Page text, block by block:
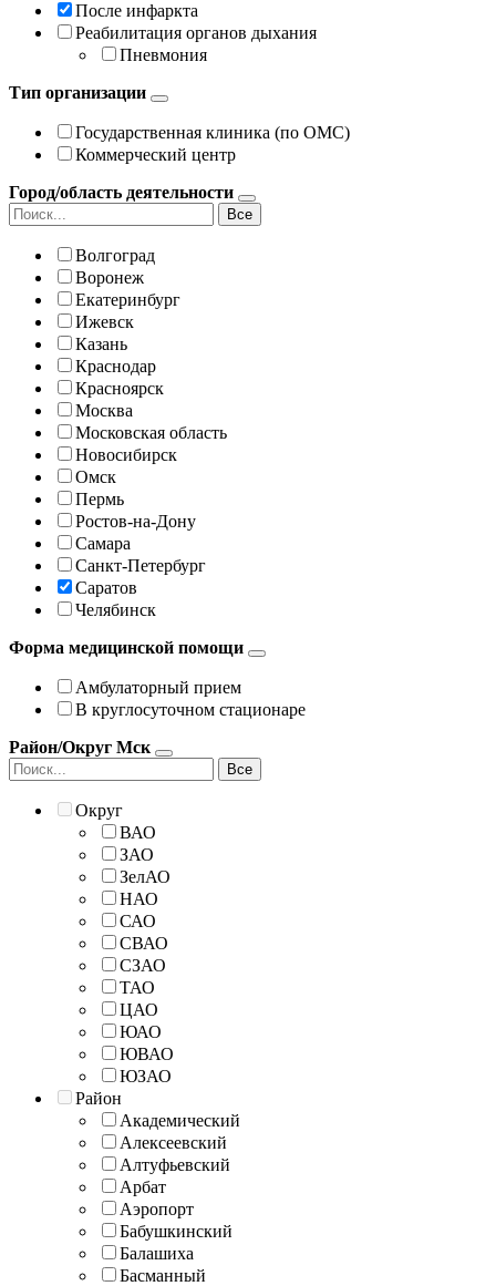
После инфаркта
Реабилитация органов дыхания
Пневмония
Тип организации
Государственная клиника (по ОМС)
Коммерческий центр
Город/область деятельности
Все
Волгоград
Воронеж
Екатеринбург
Ижевск
Казань
Краснодар
Красноярск
Москва
Московская область
Новосибирск
Омск
Пермь
Ростов-на-Дону
Самара
Санкт-Петербург
Саратов
Челябинск
Форма медицинской помощи
Амбулаторный прием
В круглосуточном стационаре
Район/Округ Мск
Все
Округ
ВАО
ЗАО
ЗелАО
НАО
САО
СВАО
СЗАО
ТАО
ЦАО
ЮАО
ЮВАО
ЮЗАО
Район
Академический
Алексеевский
Алтуфьевский
Арбат
Аэропорт
Бабушкинский
Балашиха
Басманный